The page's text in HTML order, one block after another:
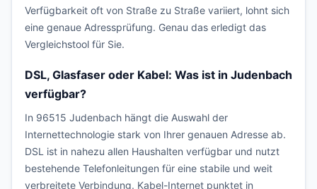
Verfügbarkeit oft von Straße zu Straße variiert, lohnt sich
eine genaue Adressprüfung. Genau das erledigt das
Vergleichstool für Sie.
DSL, Glasfaser oder Kabel: Was ist in Judenbach
verfügbar?
In 96515 Judenbach hängt die Auswahl der
Internettechnologie stark von Ihrer genauen Adresse ab.
DSL ist in nahezu allen Haushalten verfügbar und nutzt
bestehende Telefonleitungen für eine stabile und weit
verbreitete Verbindung. Kabel-Internet punktet in